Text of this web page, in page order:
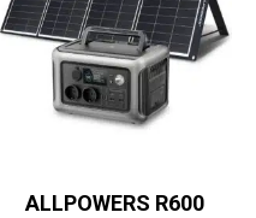
ALLPOWERS R600